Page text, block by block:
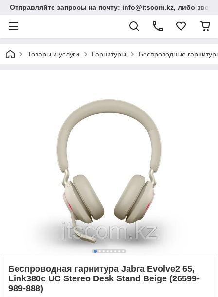
Отправляйте запросы на почту: info@itscom.kz, либо
Товары и услуги Гарнитуры Беспроводные
Беспроводная гарнитура Jabra Evolve2 65,
Link380c UC Stereo Desk Stand Beige (26599-
989-888)